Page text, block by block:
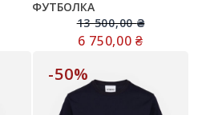
ФУТБОЛКА
13 500,00₴
6 750,00₴
-50%